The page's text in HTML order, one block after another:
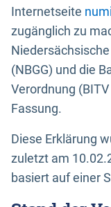
Internetseite
zugänglich zu
(NBGG) und die
Verordnung
Fassung.
Diese Erklärung
zuletzt am
basiert auf einer